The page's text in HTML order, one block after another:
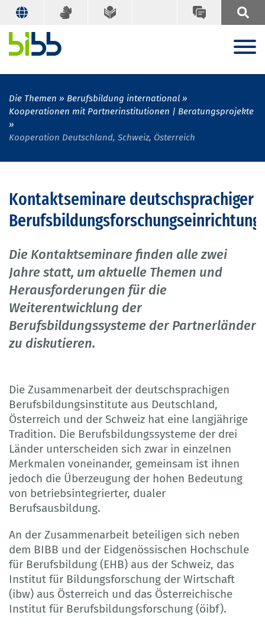
Die Themen
Berufsbildung international
Kooperationen mit Partnerinstitutionen | Beratungsprojekte
Kooperation Deutschland, Schweiz, Österreich
Kontaktseminare deutschsprachiger
Die Kontaktseminare finden alle zwei
Jahre statt, um aktuelle Themen und
Herausforderungen für die
Weiterentwicklung der
Berufsbildungssysteme der Partnerländer
zu diskutieren.
Die Zusammenarbeit der deutschsprachigen
Berufsbildungsinstitute aus Deutschland,
Österreich und der Schweiz hat eine langjährige
Tradition. Die Berufsbildungssysteme der drei
Länder unterscheiden sich zwar in einzelnen
Merkmalen voneinander, gemeinsam ist ihnen
jedoch die Überzeugung der hohen Bedeutung
von betriebsintegrierter, dualer
Berufsausbildung.
An der Zusammenarbeit beteiligen sich neben
dem BIBB und der Eidgenössischen Hochschule
für Berufsbildung (EHB) aus der Schweiz, das
Institut für Bildungsforschung der Wirtschaft
(ibw) aus Österreich und das Österreichische
Institut für Berufsbildungsforschung (öibf).